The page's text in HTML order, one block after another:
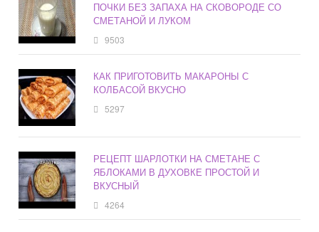
ПОЧКИ БЕЗ ЗАПАХА НА СКОВОРОДЕ СО
СМЕТАНОЙ И ЛУКОМ
9503
КАК ПРИГОТОВИТЬ МАКАРОНЫ С
КОЛБАСОЙ ВКУСНО
5297
РЕЦЕПТ ШАРЛОТКИ НА СМЕТАНЕ С
ЯБЛОКАМИ В ДУХОВКЕ ПРОСТОЙ И
ВКУСНЫЙ
4264